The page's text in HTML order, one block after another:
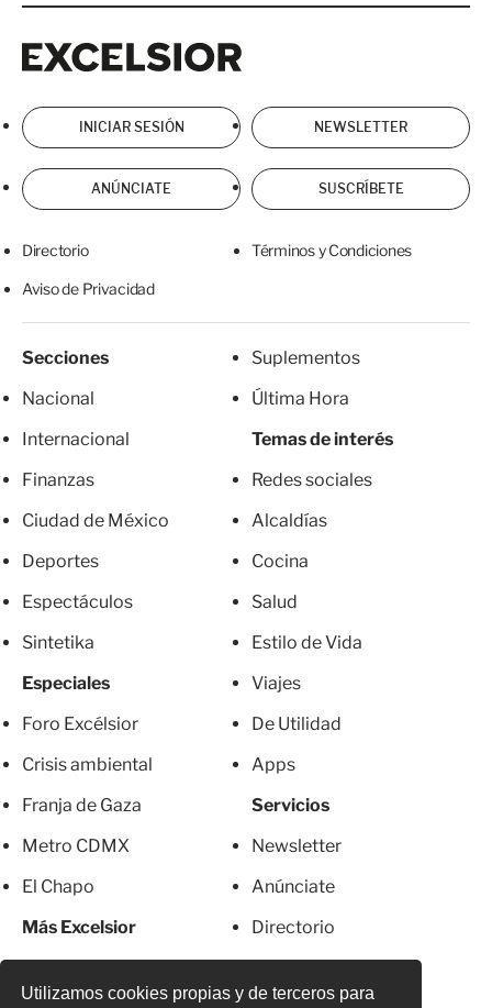
Utilizamos cookies propias y de terceros para
INICIAR SESIÓN NEWSLETTER
ANÚNCIATE SUSCRÍBETE
Directorio Términos y Condiciones
Aviso de Privacidad
Secciones
Nacional
Internacional
Finanzas
Ciudad de México
Deportes
Espectáculos
Sintetika
Especiales
Foro Excélsior
Crisis ambiental
Franja de Gaza
Metro CDMX
El Chapo
Más Excelsior
Suplementos
Última Hora
Temas de interés
Redes sociales
Alcaldías
Cocina
Salud
Estilo de Vida
Viajes
De Utilidad
Apps
Servicios
Newsletter
Anúnciate
Directorio